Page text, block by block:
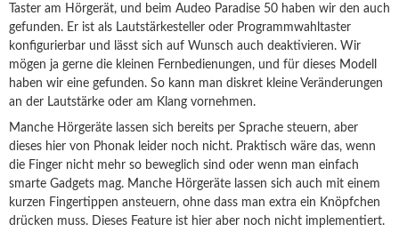
Taster am Hörgerät, und beim Audeo Paradise 50 haben wir den auch
gefunden. Er ist als Lautstärkesteller oder Programmwahltaster
konfigurierbar und lässt sich auf Wunsch auch deaktivieren. Wir
mögen ja gerne die kleinen Fernbedienungen, und für dieses Modell
haben wir eine gefunden. So kann man diskret kleine Veränderungen
an der Lautstärke oder am Klang vornehmen.
Manche Hörgeräte lassen sich bereits per Sprache steuern, aber
dieses hier von Phonak leider noch nicht. Praktisch wäre das, wenn
die Finger nicht mehr so beweglich sind oder wenn man einfach
smarte Gadgets mag. Manche Hörgeräte lassen sich auch mit einem
kurzen Fingertippen ansteuern, ohne dass man extra ein Knöpfchen
drücken muss. Dieses Feature ist hier aber noch nicht implementiert.